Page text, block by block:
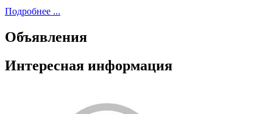
Подробнее ...
Объявления
Интересная информация